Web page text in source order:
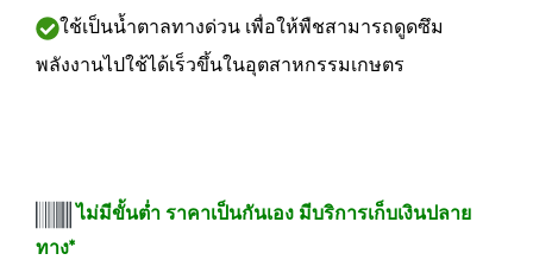
ใช้เป็นน้ำตาลทางด่วน เพื่อให้พืชสามารถดูดซึม
พลังงานไปใช้ได้เร็วขึ้นในอุตสาหกรรมเกษตร
ไม่มีขั้นต่ำ ราคาเป็นกันเอง มีบริการเก็บเงินปลาย
ทาง*